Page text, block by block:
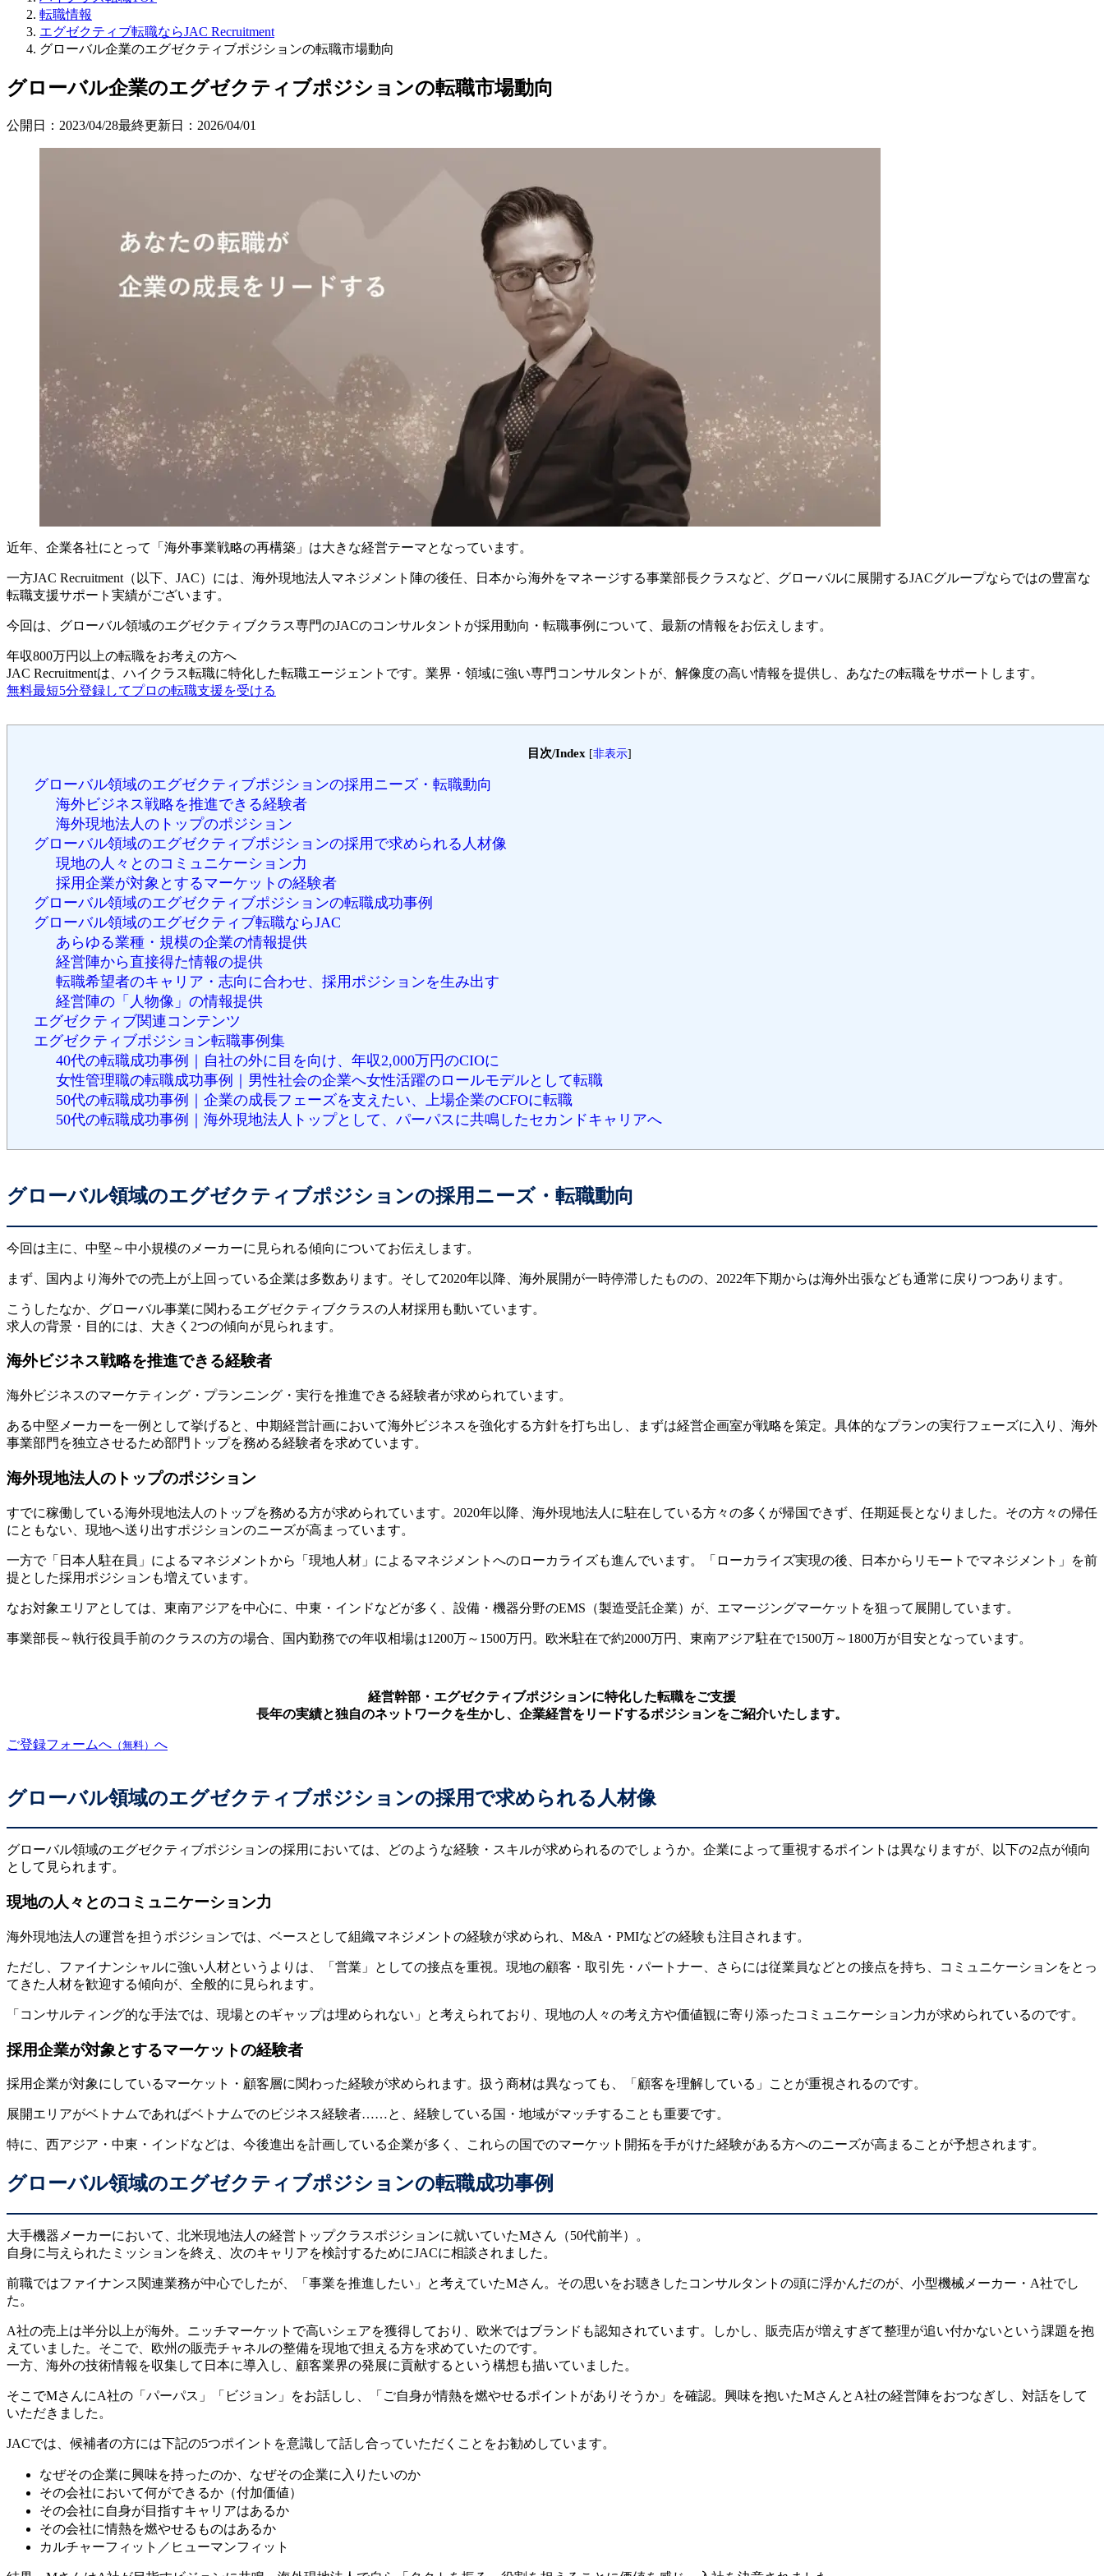
転職情報
エグゼクティブ転職ならJAC Recruitment
グローバル企業のエグゼクティブポジションの転職市場動向
グローバル企業のエグゼクティブポジションの転職市場動向
公開日： 2023/04/28最終更新日： 2026/04/01
近年、企業各社にとって「海外事業戦略の再構築」は大きな経営テーマとなっています。
一方JAC Recruitment（以下、JAC）には、海外現地法人マネジメント陣の後任、日本から海外をマネージする事業部長クラスなど、グローバルに展開するJACグループならではの豊富な
転職支援サポート実績がございます。
今回は、グローバル領域のエグゼクティブクラス専門のJACのコンサルタントが採用動向・転職事例について、最新の情報をお伝えします。
年収800万円以上の転職をお考えの方へ
JAC Recruitmentは、ハイクラス転職に特化した転職エージェントです。 業界・領域に強い専門コンサルタントが、解像度の高い情報を提供し、あなたの転職をサポートします。
無料最短5分登録してプロの転職支援を受ける
目次/Index [非表示]
グローバル領域のエグゼクティブポジションの採用ニーズ・転職動向
海外ビジネス戦略を推進できる経験者
海外現地法人のトップのポジション
グローバル領域のエグゼクティブポジションの採用で求められる人材像
現地の人々とのコミュニケーション力
採用企業が対象とするマーケットの経験者
グローバル領域のエグゼクティブポジションの転職成功事例
グローバル領域のエグゼクティブ転職ならJAC
あらゆる業種・規模の企業の情報提供
経営陣から直接得た情報の提供
転職希望者のキャリア・志向に合わせ、採用ポジションを生み出す
経営陣の「人物像」の情報提供
エグゼクティブ関連コンテンツ
エグゼクティブポジション転職事例集
40代の転職成功事例｜自社の外に目を向け、年収2,000万円のCIOに
女性管理職の転職成功事例｜男性社会の企業へ女性活躍のロールモデルとして転職
50代の転職成功事例｜企業の成長フェーズを支えたい、上場企業のCFOに転職
50代の転職成功事例｜海外現地法人トップとして、パーパスに共鳴したセカンドキャリアへ
グローバル領域のエグゼクティブポジションの採用ニーズ・転職動向
今回は主に、中堅～中小規模のメーカーに見られる傾向についてお伝えします。
まず、国内より海外での売上が上回っている企業は多数あります。そして2020年以降、海外展開が一時停滞したものの、2022年下期からは海外出張なども通常に戻りつつあります。
こうしたなか、グローバル事業に関わるエグゼクティブクラスの人材採用も動いています。
求人の背景・目的には、大きく2つの傾向が見られます。
海外ビジネス戦略を推進できる経験者
海外ビジネスのマーケティング・プランニング・実行を推進できる経験者が求められています。
ある中堅メーカーを一例として挙げると、中期経営計画において海外ビジネスを強化する方針を打ち出し、まずは経営企画室が戦略を策定。具体的なプランの実行フェーズに入り、海外
事業部門を独立させるため部門トップを務める経験者を求めています。
海外現地法人のトップのポジション
すでに稼働している海外現地法人のトップを務める方が求められています。2020年以降、海外現地法人に駐在している方々の多くが帰国できず、任期延長となりました。その方々の帰任
にともない、現地へ送り出すポジションのニーズが高まっています。
一方で「日本人駐在員」によるマネジメントから「現地人材」によるマネジメントへのローカライズも進んでいます。「ローカライズ実現の後、日本からリモートでマネジメント」を前
提とした採用ポジションも増えています。
なお対象エリアとしては、東南アジアを中心に、中東・インドなどが多く、設備・機器分野のEMS（製造受託企業）が、エマージングマーケットを狙って展開しています。
事業部長～執行役員手前のクラスの方の場合、国内勤務での年収相場は1200万～1500万円。欧米駐在で約2000万円、東南アジア駐在で1500万～1800万が目安となっています。
経営幹部・エグゼクティブポジションに特化した転職をご支援
長年の実績と独自のネットワークを生かし、企業経営をリードするポジションをご紹介いたします。
ご登録フォームへ （無料） へ
グローバル領域のエグゼクティブポジションの採用で求められる人材像
グローバル領域のエグゼクティブポジションの採用においては、どのような経験・スキルが求められるのでしょうか。企業によって重視するポイントは異なりますが、以下の2点が傾向
として見られます。
現地の人々とのコミュニケーション力
海外現地法人の運営を担うポジションでは、ベースとして組織マネジメントの経験が求められ、M&A・PMIなどの経験も注目されます。
ただし、ファイナンシャルに強い人材というよりは、「営業」としての接点を重視。現地の顧客・取引先・パートナー、さらには従業員などとの接点を持ち、コミュニケーションをとっ
てきた人材を歓迎する傾向が、全般的に見られます。
「コンサルティング的な手法では、現場とのギャップは埋められない」と考えられており、現地の人々の考え方や価値観に寄り添ったコミュニケーション力が求められているのです。
採用企業が対象とするマーケットの経験者
採用企業が対象にしているマーケット・顧客層に関わった経験が求められます。扱う商材は異なっても、「顧客を理解している」ことが重視されるのです。
展開エリアがベトナムであればベトナムでのビジネス経験者……と、経験している国・地域がマッチすることも重要です。
特に、西アジア・中東・インドなどは、今後進出を計画している企業が多く、これらの国でのマーケット開拓を手がけた経験がある方へのニーズが高まることが予想されます。
グローバル領域のエグゼクティブポジションの転職成功事例
大手機器メーカーにおいて、北米現地法人の経営トップクラスポジションに就いていたMさん（50代前半）。
自身に与えられたミッションを終え、次のキャリアを検討するためにJACに相談されました。
前職ではファイナンス関連業務が中心でしたが、「事業を推進したい」と考えていたMさん。その思いをお聴きしたコンサルタントの頭に浮かんだのが、小型機械メーカー・A社でし
た。
A社の売上は半分以上が海外。ニッチマーケットで高いシェアを獲得しており、欧米ではブランドも認知されています。しかし、販売店が増えすぎて整理が追い付かないという課題を抱
えていました。そこで、欧州の販売チャネルの整備を現地で担える方を求めていたのです。
一方、海外の技術情報を収集して日本に導入し、顧客業界の発展に貢献するという構想も描いていました。
そこでMさんにA社の「パーパス」「ビジョン」をお話しし、「ご自身が情熱を燃やせるポイントがありそうか」を確認。興味を抱いたMさんとA社の経営陣をおつなぎし、対話をして
いただきました。
JACでは、候補者の方には下記の5つポイントを意識して話し合っていただくことをお勧めしています。
なぜその企業に興味を持ったのか、なぜその企業に入りたいのか
その会社において何ができるか（付加価値）
その会社に自身が目指すキャリアはあるか
その会社に情熱を燃やせるものはあるか
カルチャーフィット／ヒューマンフィット